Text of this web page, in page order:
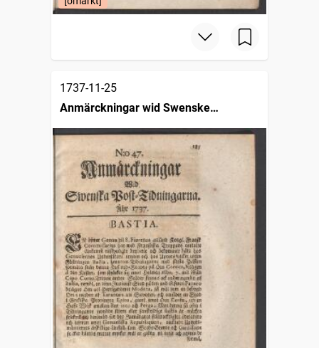
1737-11-25
Anmärckningar wid Swenske
posttidningarne